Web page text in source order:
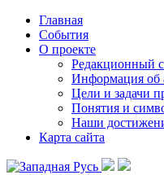
Главная
События
О проекте
Редакционный
Информация об
Цели и задачи
Понятия и
Наши
Карта сайта